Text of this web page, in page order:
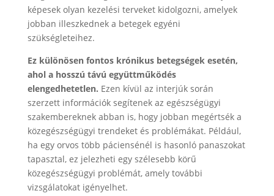
képesek olyan kezelési terveket kidolgozni, amelyek
jobban illeszkednek a betegek egyéni
szükségleteihez.
Ez különösen fontos krónikus betegségek esetén,
ahol a hosszú távú együttműködés
elengedhetetlen. Ezen kívül az interjúk során
szerzett információk segítenek az egészségügyi
szakembereknek abban is, hogy jobban megértsék a
közegészségügyi trendeket és problémákat. Például,
ha egy orvos több páciensénél is hasonló panaszokat
tapasztal, ez jelezheti egy szélesebb körű
közegészségügyi problémát, amely további
vizsgálatokat igényelhet.